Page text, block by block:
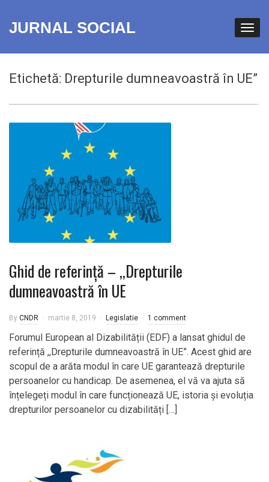
JURNAL SOCIAL
Etichetă: Drepturile dumneavoastră în UE”
Ghid de referință – ,,Drepturile
dumneavoastră în UE
By CNDR martie 8, 2019 Legislatie 1 comment
Forumul European al Dizabilității (EDF) a lansat ghidul de
referință ,,Drepturile dumneavoastră în UE”. Acest ghid are
scopul de a arăta modul în care UE garantează drepturile
persoanelor cu handicap. De asemenea, el vă va ajuta să
înțelegeți modul în care funcționează UE, istoria și evoluția
drepturilor persoanelor cu dizabilități […]